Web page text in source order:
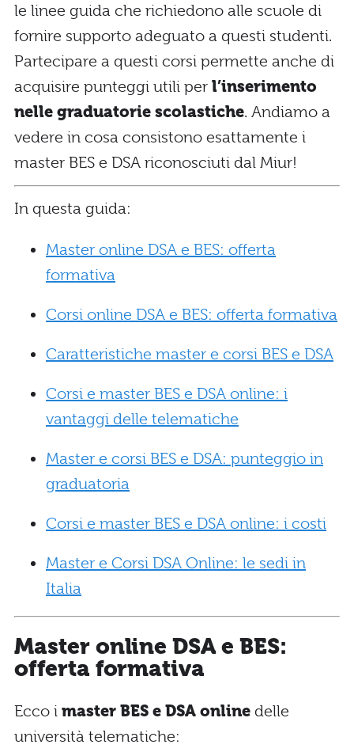
le linee guida che richiedono alle scuole di
fornire supporto adeguato a questi studenti.
Partecipare a questi corsi permette anche di
acquisire punteggi utili per l’inserimento
nelle graduatorie scolastiche. Andiamo a
vedere in cosa consistono esattamente i
master BES e DSA riconosciuti dal Miur!
In questa guida:
Master online DSA e BES: offerta
formativa
Corsi online DSA e BES: offerta formativa
Caratteristiche master e corsi BES e DSA
Corsi e master BES e DSA online: i
vantaggi delle telematiche
Master e corsi BES e DSA: punteggio in
graduatoria
Corsi e master BES e DSA online: i costi
Master e Corsi DSA Online: le sedi in
Italia
Master online DSA e BES:
offerta formativa
Ecco i master BES e DSA online delle
università telematiche: